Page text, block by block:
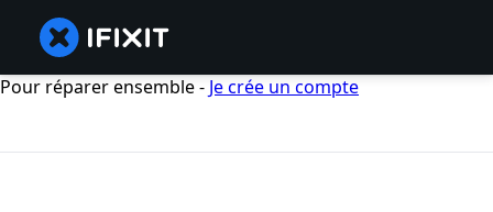
Pour réparer ensemble - Je crée un compte